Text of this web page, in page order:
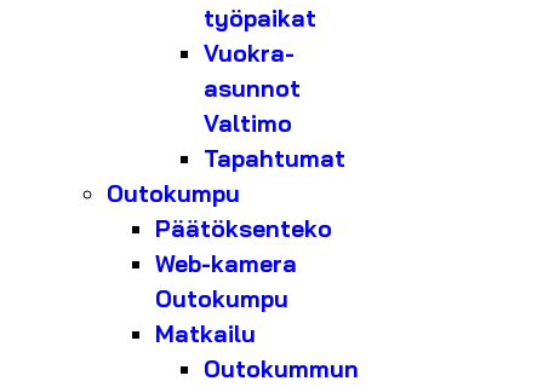
työpaikat
Vuokra-
asunnot
Valtimo
Tapahtumat
Outokumpu
Päätöksenteko
Web-kamera
Outokumpu
Matkailu
Outokummun